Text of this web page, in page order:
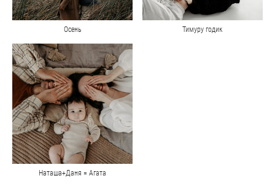
Осень Тимуру годик
Наташа+Даня = Агата